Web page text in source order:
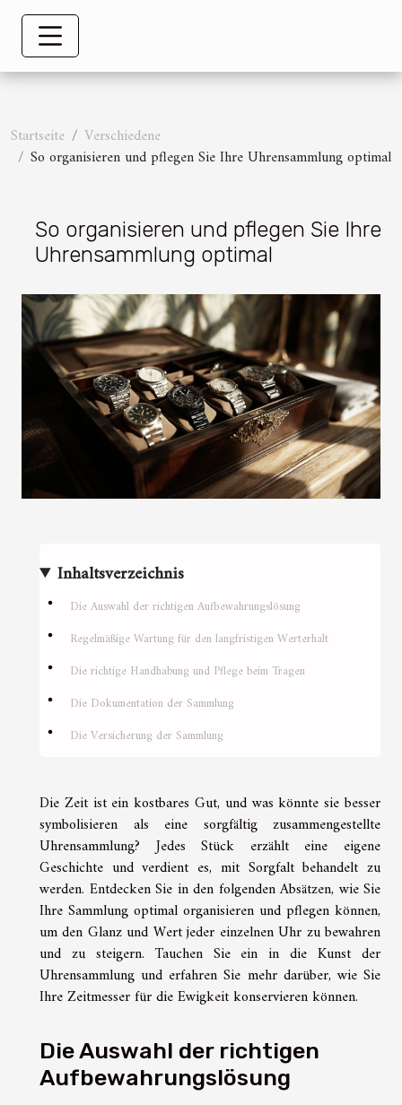
Startseite
Verschiedene
So organisieren und pflegen Sie Ihre Uhrensammlung optimal
So organisieren und pflegen Sie Ihre
Uhrensammlung optimal
Inhaltsverzeichnis
Die Auswahl der richtigen Aufbewahrungslösung
Regelmäßige Wartung für den langfristigen Werterhalt
Die richtige Handhabung und Pflege beim Tragen
Die Dokumentation der Sammlung
Die Versicherung der Sammlung
Die Zeit ist ein kostbares Gut, und was könnte sie besser
symbolisieren als eine sorgfältig zusammengestellte
Uhrensammlung? Jedes Stück erzählt eine eigene
Geschichte und verdient es, mit Sorgfalt behandelt zu
werden. Entdecken Sie in den folgenden Absätzen, wie Sie
Ihre Sammlung optimal organisieren und pflegen können,
um den Glanz und Wert jeder einzelnen Uhr zu bewahren
und zu steigern. Tauchen Sie ein in die Kunst der
Uhrensammlung und erfahren Sie mehr darüber, wie Sie
Ihre Zeitmesser für die Ewigkeit konservieren können.
Die Auswahl der richtigen
Aufbewahrungslösung